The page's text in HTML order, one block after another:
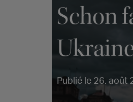
Schon
Publié le 26. août